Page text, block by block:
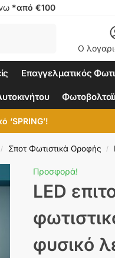
*από €100
Ο
Επαγγελματικός
‘SPRING’!
/ Σποτ Φωτιστικά Οροφής /
Προσφορά!
LED
φυσικό